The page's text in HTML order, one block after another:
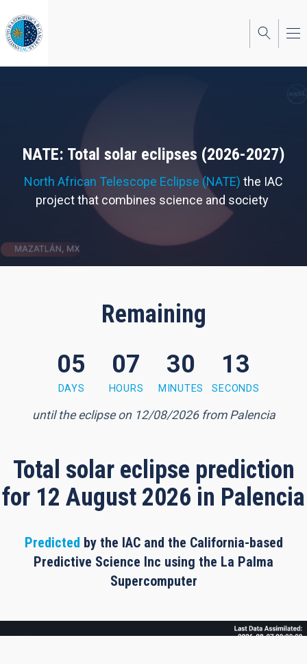
to
main
content
NATE: Total solar eclipses (2026-2027)
North African Telescope Eclipse (NATE) the IAC
project that combines science and society
Remaining
12 seconds
05
DAYS
07
HOURS
30
MINUTES
12
SECONDS
until the eclipse on 12/08/2026 from Palencia
Total solar eclipse prediction
for 12 August 2026 in Palencia
Predicted by the IAC and the California-based
Predictive Science Inc using the La Palma
Supercomputer